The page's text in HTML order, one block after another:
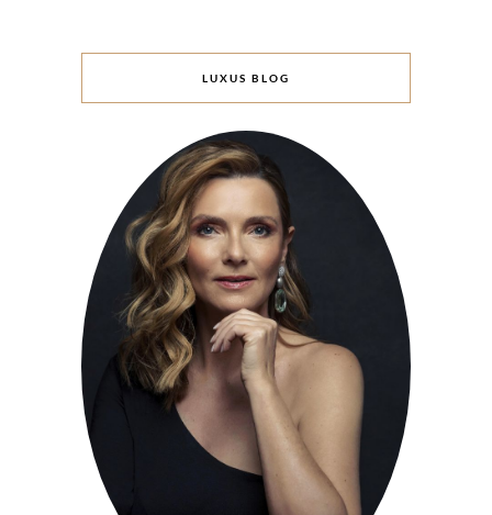
LUXUS BLOG